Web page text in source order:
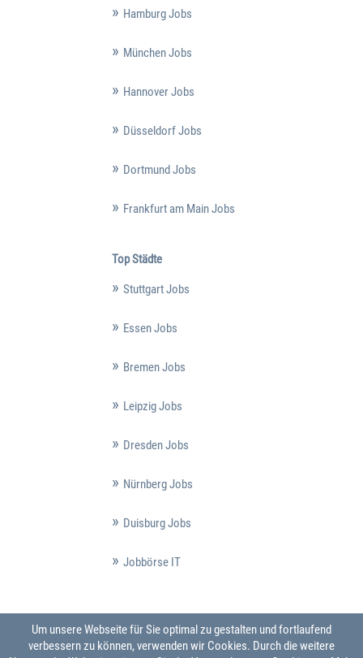
Hamburg Jobs
München Jobs
Hannover Jobs
Düsseldorf Jobs
Dortmund Jobs
Frankfurt am Main Jobs
Top Städte
Stuttgart Jobs
Essen Jobs
Bremen Jobs
Leipzig Jobs
Dresden Jobs
Nürnberg Jobs
Duisburg Jobs
Jobbörse IT
Um unsere Webseite für Sie optimal zu gestalten und fortlaufend
verbessern zu können, verwenden wir Cookies. Durch die weitere